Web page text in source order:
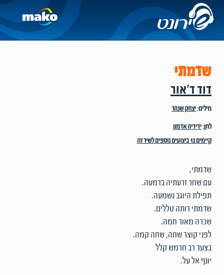
שדמתי
דוד ד'אור
מילים:יצחק שנהר
לחן:ידידיה אדמון
קיימים 12 ביצועים נוספים לשיר זה
שדמתי,
עם שחר זרעתיה בדמעה.
תפילת היוגב נשמעה.
שדמתי רותה טללים.
שכרה מאור חמה.
לפני קוצר שחה, שחה קמה.
בצעד רב חרמש קלל
יונף אל על.